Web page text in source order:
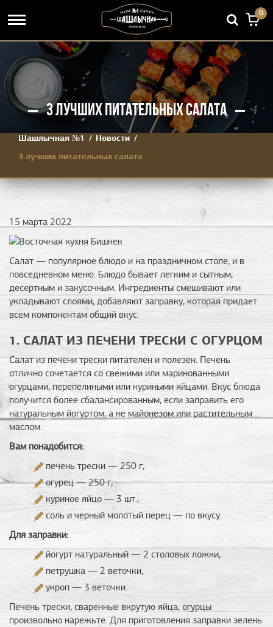
0
3 ЛУЧШИХ ПИТАТЕЛЬНЫХ САЛАТА
Шашлычная №1
Новости
3 лучших питательных салата
15 марта 2022
Салат — популярное блюдо и на праздничном столе, и в
повседневном меню. Блюдо бывает легким и сытным,
десертным и закусочным. Ингредиенты смешивают или
укладывают слоями, добавляют заправку, которая придает
всем компонентам общий вкус.
1. САЛАТ ИЗ ПЕЧЕНИ ТРЕСКИ С ОГУРЦОМ
Салат из печени трески питателен и полезен. Печень
отлично сочетается со свежими или маринованными
огурцами, перепелиными или куриными яйцами. Вкус блюда
получится более сбалансированным, если заправить его
натуральным йогуртом, а не майонезом или растительным
маслом.
Вам понадобится:
печень трески — 250 г,
огурец — 250 г,
куриное яйцо — 3 шт.,
соль и черный молотый перец — по вкусу.
Для заправки:
йогурт натуральный — 2 столовых ложки,
петрушка — 2 веточки,
укроп — 3 веточки.
Печень трески, сваренные вкрутую яйца, огурцы
произвольно нарежьте. Для приготовления заправки зелень